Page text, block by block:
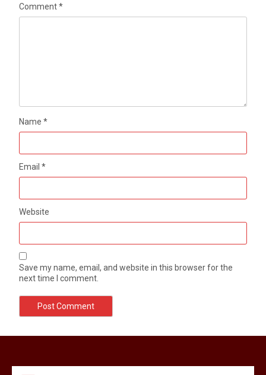
Comment*
Name*
Email*
Website
Save my name, email, and website in this browser for the
next time I comment.